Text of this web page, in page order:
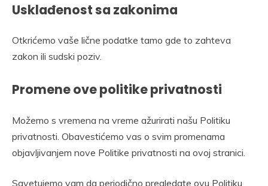
Usklađenost sa zakonima
Otkrićemo vaše lične podatke tamo gde to zahteva
zakon ili sudski poziv.
Promene ove politike privatnosti
Možemo s vremena na vreme ažurirati našu Politiku
privatnosti. Obavestićemo vas o svim promenama
objavljivanjem nove Politike privatnosti na ovoj stranici.
Savetujemo vam da periodično pregledate ovu Politiku